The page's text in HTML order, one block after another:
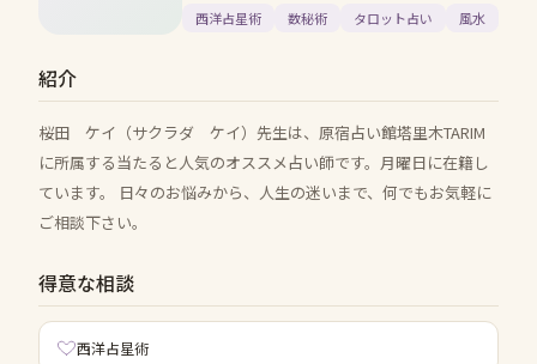
西洋占星術 数秘術 タロット占い 風水
紹介
桜田 ケイ（サクラダ ケイ）先生は、原宿占い館塔里木TARIM
に所属する当たると人気のオススメ占い師です。月曜日に在籍し
ています。 日々のお悩みから、人生の迷いまで、何でもお気軽に
ご相談下さい。
得意な相談
西洋占星術